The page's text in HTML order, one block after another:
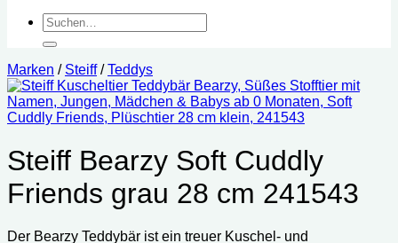
Suchen
nach:
Marken / Steiff / Teddys
Steiff Bearzy Soft Cuddly
Friends grau 28 cm 241543
Der Bearzy Teddybär ist ein treuer Kuschel- und